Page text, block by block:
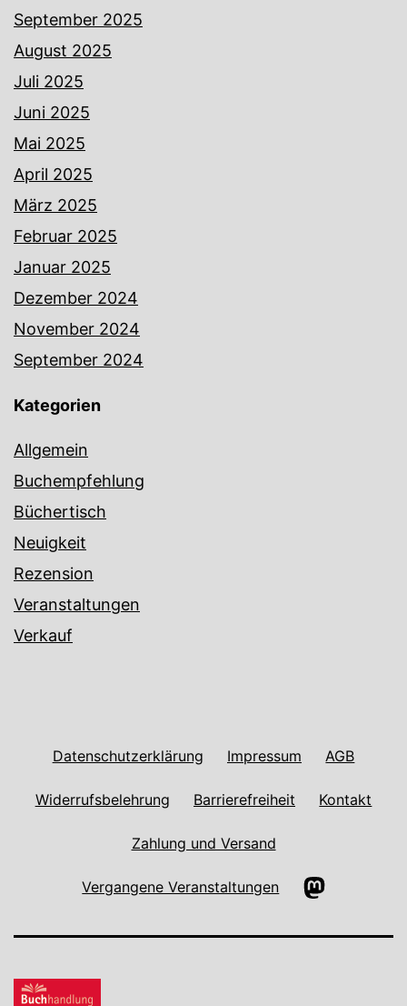
September 2025
August 2025
Juli 2025
Juni 2025
Mai 2025
April 2025
März 2025
Februar 2025
Januar 2025
Dezember 2024
November 2024
September 2024
Kategorien
Allgemein
Buchempfehlung
Büchertisch
Neuigkeit
Rezension
Veranstaltungen
Verkauf
Datenschutzerklärung Impressum AGB
Widerrufsbelehrung Barrierefreiheit Kontakt
Zahlung und Versand
Vergangene Veranstaltungen Mastodon